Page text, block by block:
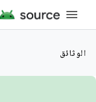
الوثائق